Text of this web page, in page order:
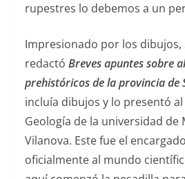
rupestres lo debemos a un
Impresionado por los dibujos,
redactó Breves apuntes sobre
prehistóricos de la provincia de
incluía dibujos y lo presentó
Geología de la universidad de
Vilanova. Este fue el
oficialmente al mundo